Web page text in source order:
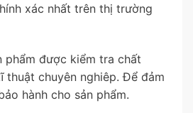
xác nhất trên thị trường
phẩm được kiểm tra chất
thuật chuyên nghiêp. Để đảm
hành cho sản phẩm.